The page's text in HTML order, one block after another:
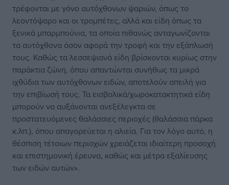
τρέφονται με γόνο αυτόχθονων ψαριών, όπως το
λεοντόψαρο και οι τρομπέτες, αλλά και είδη όπως τα
ξενικά μπαρμπούνια, τα οποία πιθανώς ανταγωνίζονται
τα αυτόχθονα όσον αφορά την τροφή και την εξάπλωσή
τους. Καθώς τα λεσσεψιανά είδη βρίσκονται κυρίως στην
παράκτια ζώνη, όπου απαντώνται συνήθως τα μικρά
ιχθύδια των αυτόχθονων ειδών, αποτελούν απειλή για
την επιβίωσή τους. Τα εισβολικά/χωροκατακτητικά είδη
μπορούν να αυξάνονται ανεξέλεγκτα σε
προστατευόμενες θαλάσσιες περιοχές (θαλάσσια πάρκα
κ.λπ.), όπου απαγορεύεται η αλιεία. Για τον λόγο αυτό, η
θέσπιση τέτοιων περιοχών χρειάζεται ιδιαίτερη προσοχή
και επιστημονική έρευνα, καθώς και μέτρα εξαλίευσης
των ειδών αυτών».